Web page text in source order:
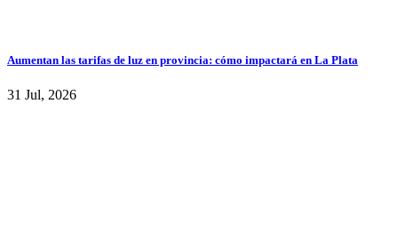
Aumentan las tarifas de luz en provincia: cómo impactará en La Plata
31 Jul, 2026